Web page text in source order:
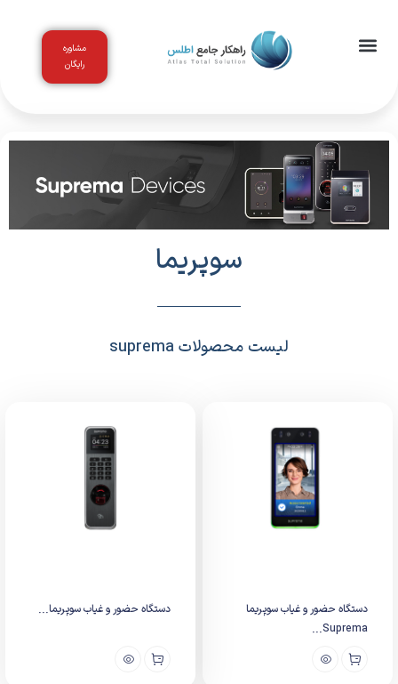
مشاوره
رایگان
سوپریما
لیست محصولات suprema
دستگاه حضور و غیاب سوپریما
Suprema...
دستگاه حضور و غیاب سوپریما...